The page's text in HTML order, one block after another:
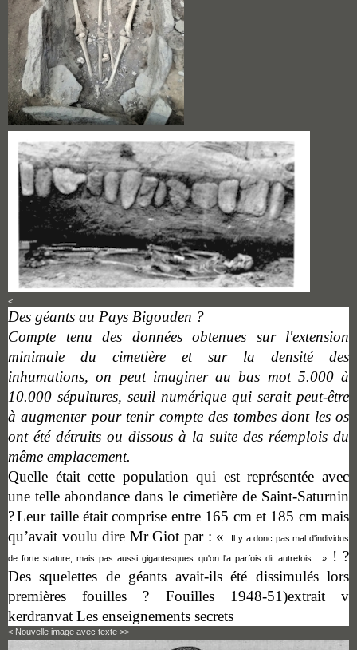
<
Des géants au Pays Bigouden ?
Compte tenu des données obtenues sur l'extension
minimale du cimetière et sur la densité des
inhumations, on peut imaginer au bas mot 5.000 à
10.000 sépultures, seuil numérique qui serait peut-être
à augmenter pour tenir compte des tombes dont les os
ont été détruits ou dissous à la suite des réemplois du
même emplacement.
Quelle était cette population qui est représentée avec
une telle abondance dans le cimetière de Saint-Saturnin
?Leur taille était comprise entre 165 cm et 185 cm mais
qu’avait voulu dire Mr Giot par : «
Il y a donc pas mal d'individus
de forte stature, mais pas aussi gigantesques qu'on l'a parfois dit autrefois . »! ?
Des squelettes de géants avait-ils été dissimulés lors
premières fouilles ? Fouilles 1948-51)extrait v
kerdranvat Les enseignements secrets
< Nouvelle image avec texte >>